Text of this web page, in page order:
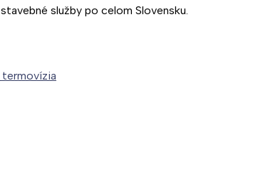
služby po celom Slovensku.